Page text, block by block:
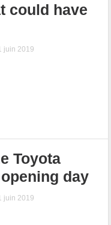
could have
juin 2019
Toyota
day
juin 2019